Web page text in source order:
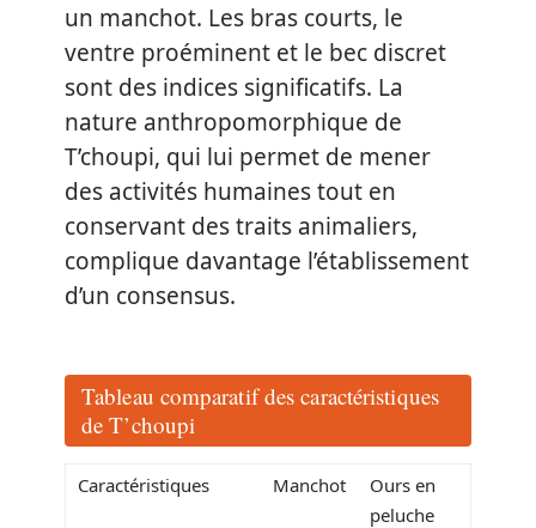
un manchot. Les bras courts, le
ventre proéminent et le bec discret
sont des indices significatifs. La
nature anthropomorphique de
T’choupi, qui lui permet de mener
des activités humaines tout en
conservant des traits animaliers,
complique davantage l’établissement
d’un consensus.
Tableau comparatif des caractéristiques
de T’choupi
Caractéristiques Manchot
Ours en
peluche